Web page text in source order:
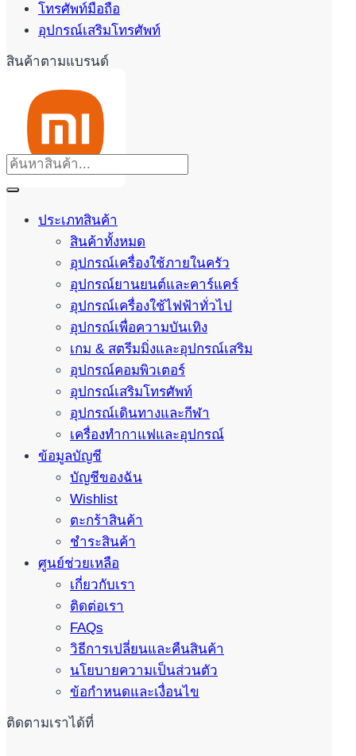
โทรศัพท์มือถือ
อุปกรณ์เสริมโทรศัพท์
สินค้าตามแบรนด์
ประเภทสินค้า
สินค้าทั้งหมด
อุปกรณ์เครื่องใช้ภายในครัว
อุปกรณ์ยานยนต์และคาร์แคร์
อุปกรณ์เครื่องใช้ไฟฟ้าทั่วไป
อุปกรณ์เพื่อความบันเทิง
เกม & สตรีมมิ่งและอุปกรณ์เสริม
อุปกรณ์คอมพิวเตอร์
อุปกรณ์เสริมโทรศัพท์
อุปกรณ์เดินทางและกีฬา
เครื่องทำกาแฟและอุปกรณ์
ข้อมูลบัญชี
บัญชีของฉัน
Wishlist
ตะกร้าสินค้า
ชำระสินค้า
ศูนย์ช่วยเหลือ
เกี่ยวกับเรา
ติดต่อเรา
FAQs
วิธีการเปลี่ยนและคืนสินค้า
นโยบายความเป็นส่วนตัว
ข้อกำหนดและเงื่อนไข
ติดตามเราได้ที่